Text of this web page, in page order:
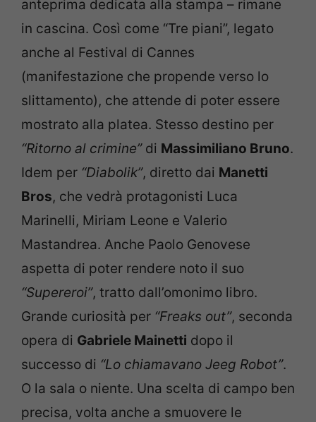
anteprima dedicata alla stampa – rimane
in cascina. Così come “Tre piani”, legato
anche al Festival di Cannes
(manifestazione che propende verso lo
slittamento), che attende di poter essere
mostrato alla platea. Stesso destino per
“Ritorno al crimine”di Massimiliano Bruno.
Idem per “Diabolik”, diretto dai Manetti
Bros, che vedrà protagonisti Luca
Marinelli, Miriam Leone e Valerio
Mastandrea. Anche Paolo Genovese
aspetta di poter rendere noto il suo
“Supereroi”, tratto dall’omonimo libro.
Grande curiosità per “Freaks out”, seconda
opera di Gabriele Mainetti dopo il
successo di “Lo chiamavano Jeeg Robot”.
O la sala o niente. Una scelta di campo ben
precisa, volta anche a smuovere le